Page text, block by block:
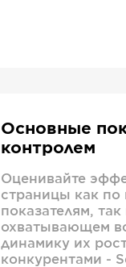
Основные
контролем
Оценивайте
страницы как по
показателям,
охватывающем
динамику их
конкурентами -